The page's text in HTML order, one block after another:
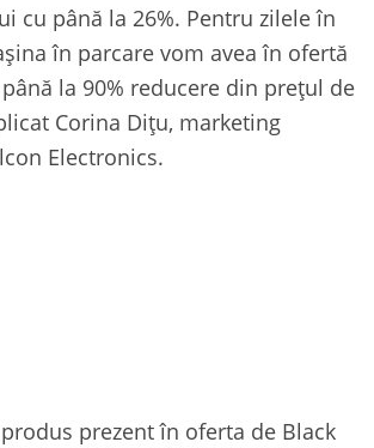
cu până la 26%. Pentru zilele în
în parcare vom avea în ofertă
la 90% reducere din prețul de
Corina Dițu, marketing
Electronics.
prezent în oferta de Black